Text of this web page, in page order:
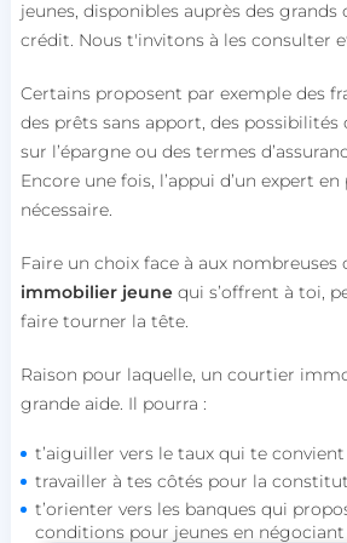
jeunes, disponibles auprès des grands
crédit. Nous t'invitons à les consulter
Certains proposent par exemple des
des prêts sans apport, des possibilités
sur l’épargne ou des termes
Encore une fois, l’appui d’un expert
nécessaire.
Faire un choix face à aux nombreuses
immobilier jeunequi s’offrent à toi,
faire tourner la tête.
Raison pour laquelle, un courtier
grande aide. Il pourra :
t’aiguiller vers le taux qui te convient
travailler à tes côtés pour la
t’orienter vers les banques qui
conditions pour jeunes en
connexion des utilisateurs et la
comptes. Le site Web ne peut pas
correctement sans les cookies
Nom
session_uuid
lccid
persistid
to_event_consent_id
__cf_bm
Politique de
Google